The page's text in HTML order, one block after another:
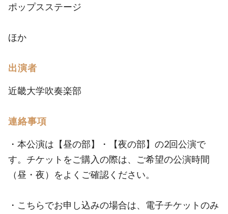
ポップスステージ
ほか
出演者
近畿大学吹奏楽部
連絡事項
・本公演は【昼の部】・【夜の部】の2回公演で
す。チケットをご購入の際は、ご希望の公演時間
（昼・夜）をよくご確認ください。
・こちらでお申し込みの場合は、電子チケットのみ